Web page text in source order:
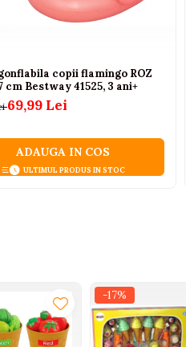
copii flamingo ROZ
cm Bestway 41525, 3 ani+
69,99 Lei
ADAUGA IN COS
ULTIMUL PRODUS IN STOC
-17%